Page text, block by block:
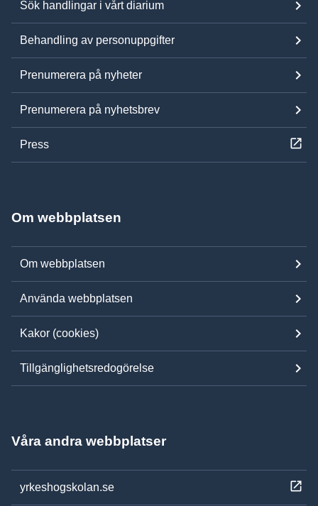
Sök handlingar i vårt diarium
Behandling av personuppgifter
Prenumerera på nyheter
Prenumerera på nyhetsbrev
Press
Om webbplatsen
Om webbplatsen
Använda webbplatsen
Kakor (cookies)
Tillgänglighetsredogörelse
Våra andra webbplatser
yrkeshogskolan.se